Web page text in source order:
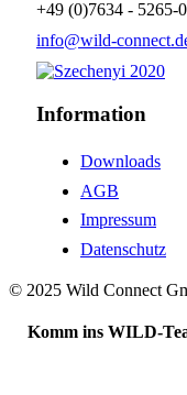
+49 (0)7634 - 5265-0
info@wild-
Information
Downloads
AGB
Impressum
Datenschutz
© 2025 Wild Connect
Komm ins WILD-